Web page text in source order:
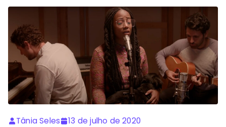
Tânia Seles
13 de julho de 2020